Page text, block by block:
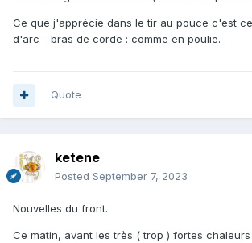
Ce que j'apprécie dans le tir au pouce c'est
d'arc - bras de corde : comme en poulie.
Quote
ketene
Posted September 7, 2023
Nouvelles du front.
Ce matin, avant les très ( trop ) fortes